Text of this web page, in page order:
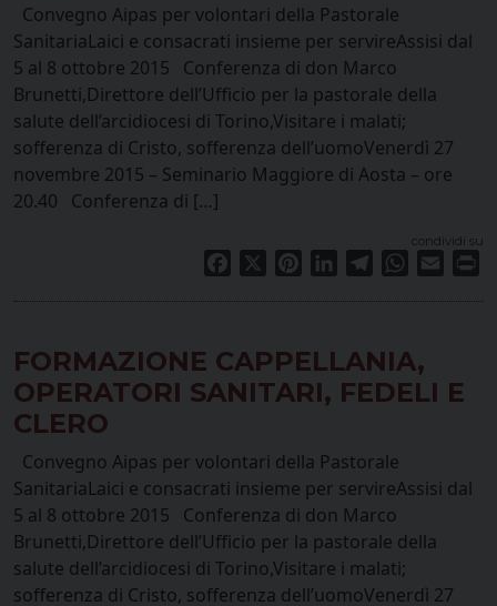
Convegno Aipas per volontari della Pastorale
SanitariaLaici e consacrati insieme per servireAssisi dal
5 al 8 ottobre 2015 Conferenza di don Marco
Brunetti,Direttore dell’Ufficio per la pastorale della
salute dell’arcidiocesi di Torino,Visitare i malati;
sofferenza di Cristo, sofferenza dell’uomoVenerdì 27
novembre 2015 – Seminario Maggiore di Aosta – ore
20.40 Conferenza di […]
condividi su
Facebook PinterestLinkedInTelegramWhatsApp
Email
FORMAZIONE CAPPELLANIA,
OPERATORI SANITARI, FEDELI E
CLERO
Convegno Aipas per volontari della Pastorale
SanitariaLaici e consacrati insieme per servireAssisi dal
5 al 8 ottobre 2015 Conferenza di don Marco
Brunetti,Direttore dell’Ufficio per la pastorale della
salute dell’arcidiocesi di Torino,Visitare i malati;
sofferenza di Cristo, sofferenza dell’uomoVenerdì 27